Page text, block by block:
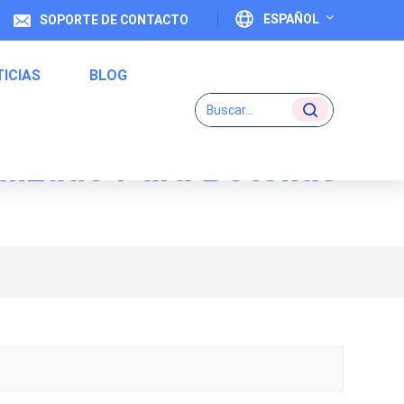
ESPAÑOL
Deutsch
SOPORTE DE CONTACTO
BLOG
Para Botellas